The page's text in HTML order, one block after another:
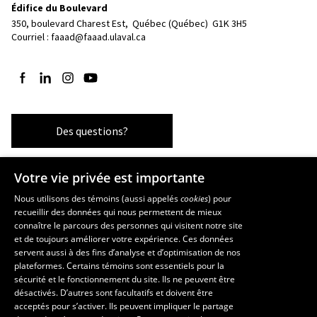
Édifice du Boulevard
350, boulevard Charest Est, Québec (Québec)  G1K 3H5
Courriel : faaad@faaad.ulaval.ca
Suivez-nous sur Facebook
Suivez-nous sur LinkedIn
Suivez-nous sur Instagram
Suivez-nous sur YouTube
Des questions?
Les écoles et la recherche
École supérieure d’aménagement du territoire et de développement
régional
École d’architecture
École d’art
École de design
Centre de recherche en aménagement et développement
Votre vie privée est importante
Nous utilisons des témoins (aussi appeléscookies) pour
recueillir des données qui nous permettent de mieux
connaître le parcours des personnes qui visitent notre site
et de toujours améliorer votre expérience. Ces données
servent aussi à des fins d’analyse et d’optimisation de nos
plateformes. Certains témoins sont essentiels pour la
sécurité et le fonctionnement du site. Ils ne peuvent être
désactivés. D’autres sont facultatifs et doivent être
acceptés pour s’activer. Ils peuvent impliquer le partage